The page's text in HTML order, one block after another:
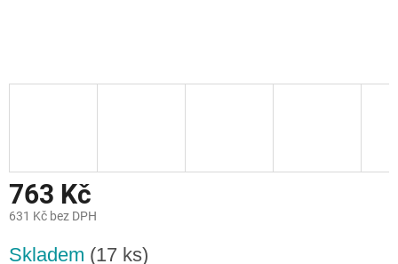
763 Kč
631 Kč bez DPH
cena:
Skladem (17 ks)